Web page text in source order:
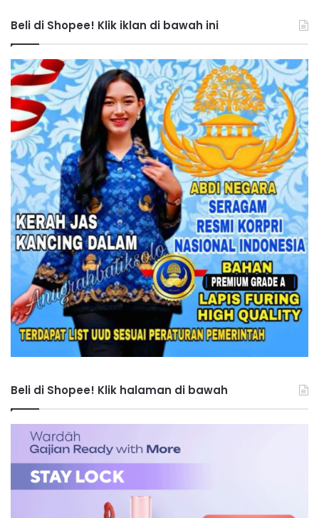
Beli di Shopee! Klik iklan di bawah ini
Beli di Shopee! Klik halaman di bawah